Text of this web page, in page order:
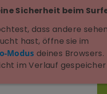
Sicherheit beim
dass andere
hast, öffne sie im
Modus deines Browsers.
im Verlauf